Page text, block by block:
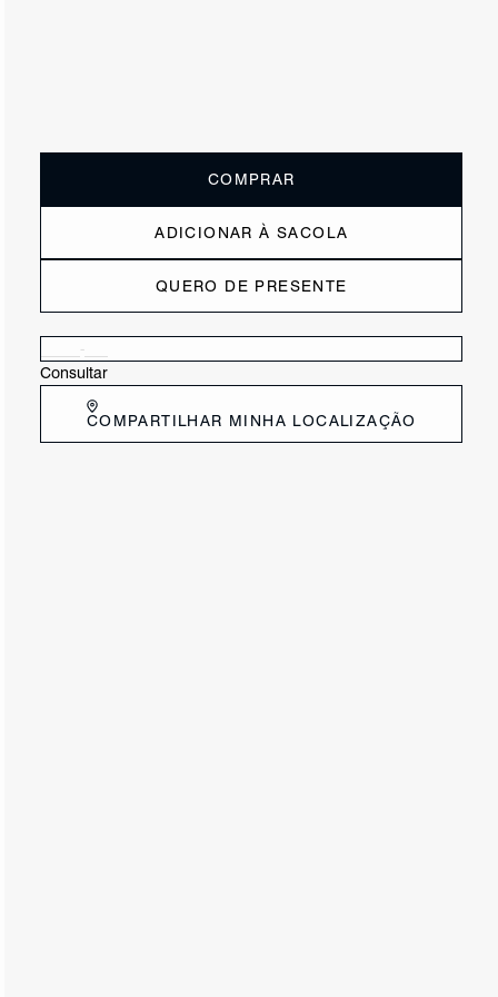
COMPRAR
ADICIONAR À SACOLA
QUERO DE PRESENTE
Consultar
COMPARTILHAR MINHA LOCALIZAÇÃO